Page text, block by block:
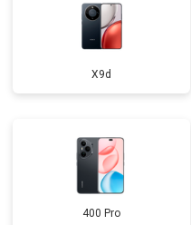
X9d
400 Pro